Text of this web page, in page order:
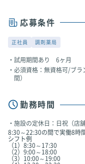
応募条件
正社員 調剤薬局
試用期間あり 6ヶ月
必須資格：無資格可/ブラ
間）
勤務時間
施設の定休日：日祝（店
8:30～22:30の間で実働8時
シフト例
（1）8:30～17:30
（2）9:00～18:00
（3）10:00～19:00